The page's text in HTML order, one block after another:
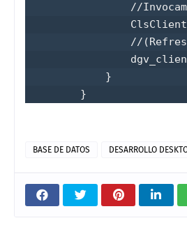
//
//
            }
        }
BASE DE DATOS DESARROLLO